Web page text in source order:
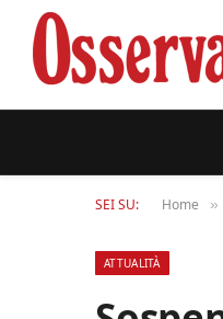
SEI SU: Home »
ATTUALITÀ